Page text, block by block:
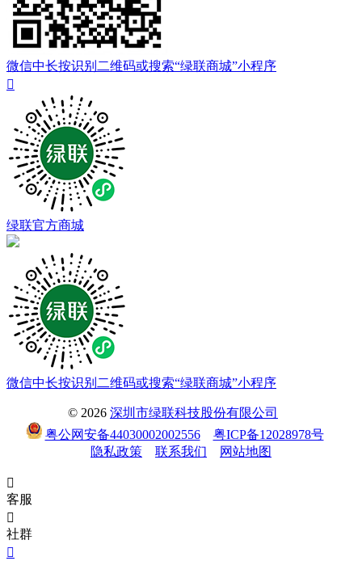
微信中长按识别二维码或搜索“绿联商城”小程序

绿联官方商城
微信中长按识别二维码或搜索“绿联商城”小程序
© 2026 深圳市绿联科技股份有限公司
粤公网安备44030002002556
粤ICP备12028978号
隐私政策
联系我们 网站地图

客服

社群
